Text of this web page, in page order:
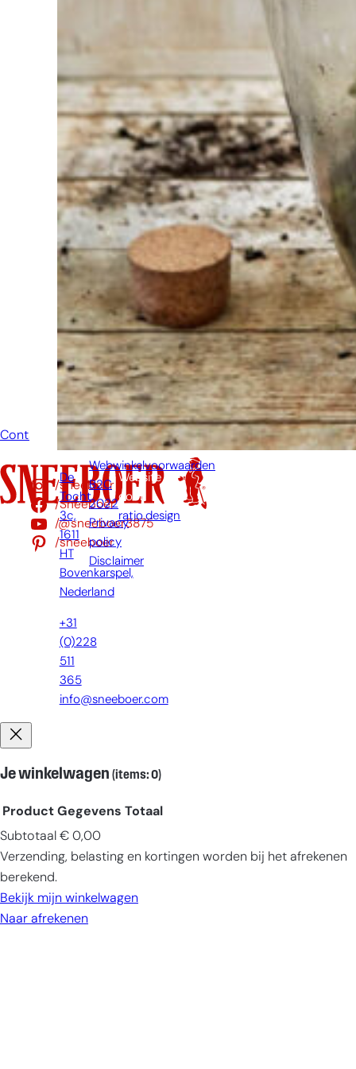
Bij Sneeboer
staan we altijd
klaar om een
Schroom je
niet om even
te bellen of een
Dan zullen wij
mogelijk jouw
beantwoorden.
Contact
/sneeboer
/Sneeboer
/@sneeboer3875
/sneeboer
De
Tocht
3c,
1611
HT
Bovenkarspel,
Nederland
+31
(0)228
511
365
info@sneeboer.com
Webwinkelvoorwaarden
B2C
2022
Privacy
policy
Disclaimer
Website
door:
ratio.design
Je winkelwagen (items: 0)
Producten
in
winkelwagen
Product Gegevens Totaal
Subtotaal € 0,00
Verzending, belasting en kortingen worden bij het afrekenen
berekend.
Bekijk mijn winkelwagen
Naar afrekenen